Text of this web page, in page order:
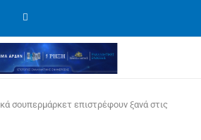
σουπερμάρκετ επιστρέφουν ξανά στις